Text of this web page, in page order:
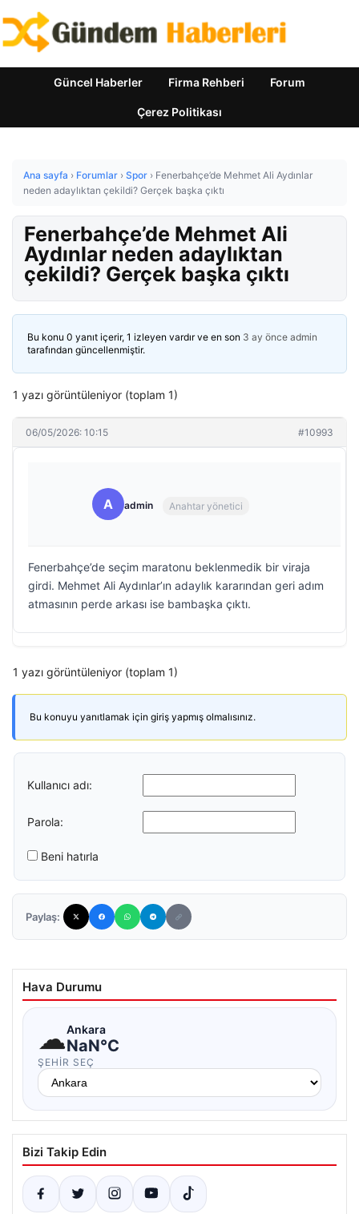
Güncel Haberler Firma Rehberi Forum
Çerez Politikası
Ana sayfa › Forumlar › Spor › Fenerbahçe’de Mehmet Ali Aydınlar
neden adaylıktan çekildi? Gerçek başka çıktı
Fenerbahçe’de Mehmet Ali
Aydınlar neden adaylıktan
çekildi? Gerçek başka çıktı
Bu konu 0 yanıt içerir, 1 izleyen vardır ve en son 3 ay önce admin
tarafından güncellenmiştir.
1 yazı görüntüleniyor (toplam 1)
06/05/2026: 10:15 #10993
A admin Anahtar yönetici
Fenerbahçe’de seçim maratonu beklenmedik bir viraja
girdi. Mehmet Ali Aydınlar’ın adaylık kararından geri adım
atmasının perde arkası ise bambaşka çıktı.
1 yazı görüntüleniyor (toplam 1)
Bu konuyu yanıtlamak için giriş yapmış olmalısınız.
Kullanıcı adı:
Parola:
Beni hatırla
Paylaş:
Hava Durumu
☁Ankara
NaN°C
ŞEHIR SEÇ
Bizi Takip Edin